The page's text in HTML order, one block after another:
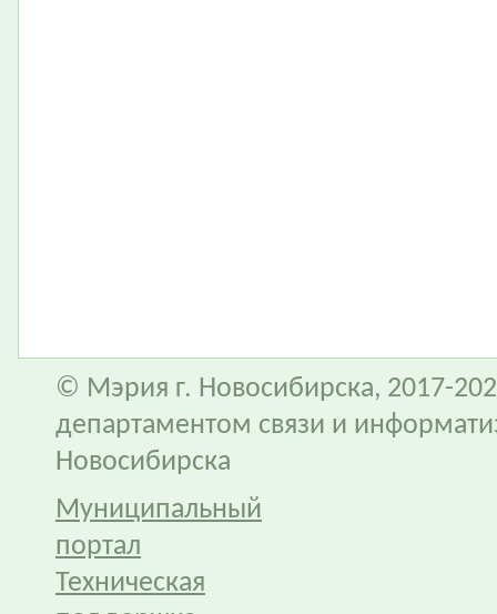
© Мэрия г. Новосибирска, 2017-
департаментом связи и
Новосибирска
Муниципальный
портал
Техническая